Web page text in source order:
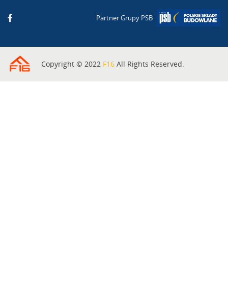
Partner Grupy PSB
Copyright © 2022 F16 All Rights Reserved.